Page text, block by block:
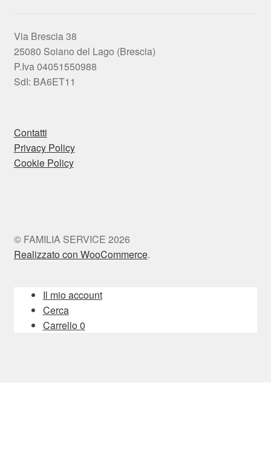
Via Brescia 38
25080 Soiano del Lago (Brescia)
P.Iva 04051550988
SdI: BA6ET11
Contatti
Privacy Policy
Cookie Policy
© FAMILIA SERVICE 2026
Realizzato con WooCommerce.
Il mio account
Cerca
Carrello0